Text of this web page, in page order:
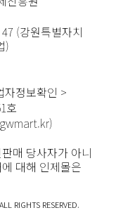
(강원특별자치
)
자정보확인
호
매 당사자가 아니
대해 인제몰은
ALL RIGHTS RESERVED.